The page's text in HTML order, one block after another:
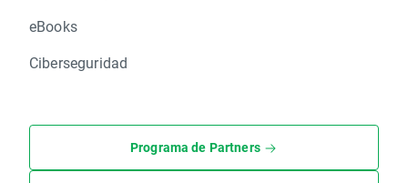
eBooks
Ciberseguridad
Programa de Partners